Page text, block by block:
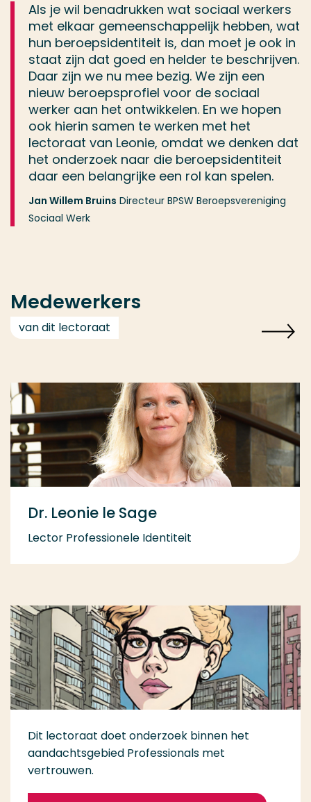
Als je wil benadrukken wat sociaal werkers
met elkaar gemeenschappelijk hebben, wat
hun beroepsidentiteit is, dan moet je ook in
staat zijn dat goed en helder te beschrijven.
Daar zijn we nu mee bezig. We zijn een
nieuw beroepsprofiel voor de sociaal
werker aan het ontwikkelen. En we hopen
ook hierin samen te werken met het
lectoraat van Leonie, omdat we denken dat
het onderzoek naar die beroepsidentiteit
daar een belangrijke een rol kan spelen.
Jan Willem Bruins Directeur BPSW Beroepsvereniging
Sociaal Werk
Medewerkers
van dit lectoraat
Dr. Leonie le Sage
Lector Professionele Identiteit
Dit lectoraat doet onderzoek binnen het
aandachtsgebied Professionals met
vertrouwen.